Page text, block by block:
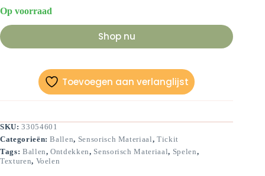
Op voorraad
Shop nu
Toevoegen aan verlanglijst
SKU:33054601
Categorieën:Ballen, Sensorisch Materiaal, Tickit
Tags: Ballen,Ontdekken, Sensorisch Materiaal, Spelen,
Texturen, Voelen